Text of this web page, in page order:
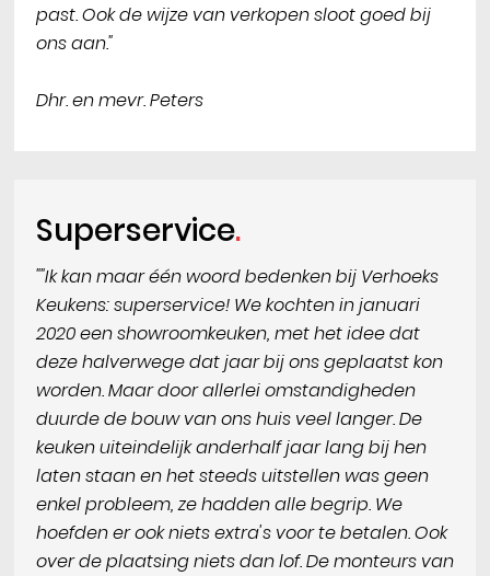
past. Ook de wijze van verkopen sloot goed bij
ons aan."
Dhr. en mevr. Peters
Superservice
""Ik kan maar één woord bedenken bij Verhoeks
Keukens: superservice! We kochten in januari
2020 een showroomkeuken, met het idee dat
deze halverwege dat jaar bij ons geplaatst kon
worden. Maar door allerlei omstandigheden
duurde de bouw van ons huis veel langer. De
keuken uiteindelijk anderhalf jaar lang bij hen
laten staan en het steeds uitstellen was geen
enkel probleem, ze hadden alle begrip. We
hoefden er ook niets extra's voor te betalen. Ook
over de plaatsing niets dan lof. De monteurs van